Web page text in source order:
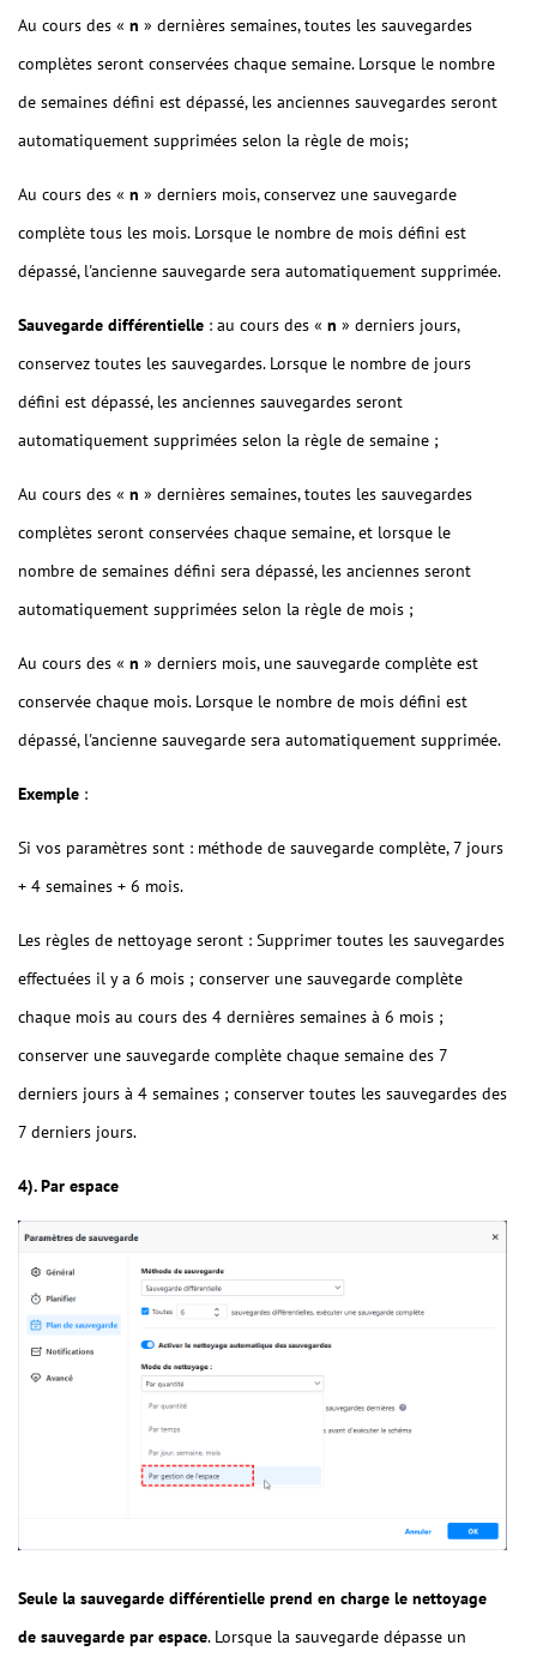
Au cours des « n » dernières semaines, toutes les sauvegardes
complètes seront conservées chaque semaine. Lorsque le nombre
de semaines défini est dépassé, les anciennes sauvegardes seront
automatiquement supprimées selon la règle de mois;
Au cours des « n » derniers mois, conservez une sauvegarde
complète tous les mois. Lorsque le nombre de mois défini est
dépassé, l'ancienne sauvegarde sera automatiquement supprimée.
Sauvegarde différentielle : au cours des « n » derniers jours,
conservez toutes les sauvegardes. Lorsque le nombre de jours
défini est dépassé, les anciennes sauvegardes seront
automatiquement supprimées selon la règle de semaine ;
Au cours des « n » dernières semaines, toutes les sauvegardes
complètes seront conservées chaque semaine, et lorsque le
nombre de semaines défini sera dépassé, les anciennes seront
automatiquement supprimées selon la règle de mois ;
Au cours des « n » derniers mois, une sauvegarde complète est
conservée chaque mois. Lorsque le nombre de mois défini est
dépassé, l'ancienne sauvegarde sera automatiquement supprimée.
Exemple :
Si vos paramètres sont : méthode de sauvegarde complète, 7 jours
+ 4 semaines + 6 mois.
Les règles de nettoyage seront : Supprimer toutes les sauvegardes
effectuées il y a 6 mois ; conserver une sauvegarde complète
chaque mois au cours des 4 dernières semaines à 6 mois ;
conserver une sauvegarde complète chaque semaine des 7
derniers jours à 4 semaines ; conserver toutes les sauvegardes des
7 derniers jours.
4). Par espace
Seule la sauvegarde différentielle prend en charge le nettoyage
de sauvegarde par espace. Lorsque la sauvegarde dépasse un